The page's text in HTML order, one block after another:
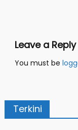
Leave a Reply
You must be
Terkini